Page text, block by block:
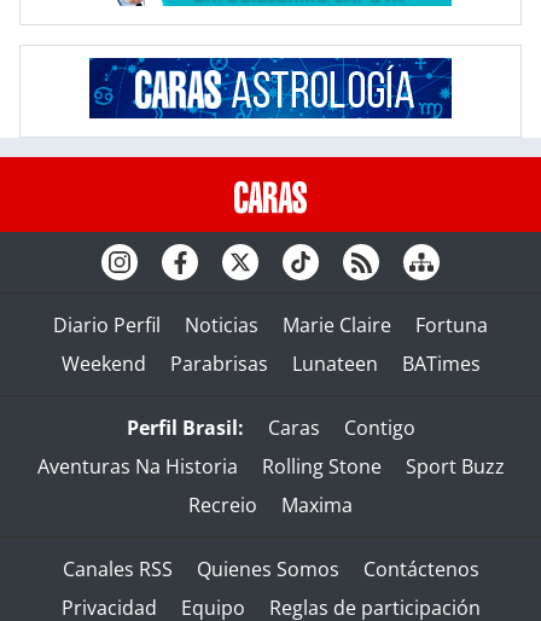
Diario Perfil Noticias Marie Claire
Fortuna
Weekend
Parabrisas Lunateen BATimes
Perfil Brasil: Caras
Contigo
Aventuras Na Historia
Rolling Stone
Sport Buzz
Recreio
Maxima
Canales RSS Quienes Somos
Contáctenos
Privacidad
Equipo Reglas de participación